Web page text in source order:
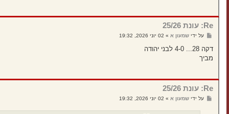
Re: עונת 25/26
ש
י
ח
ה
על ידי שמעון א» 02 יוני 2026, 19:32
דקה 28... 4-0 לבני יהודה
מביך
Re: עונת 25/26
שעל ידי שמעון א» 02 יוני 2026, 19:32